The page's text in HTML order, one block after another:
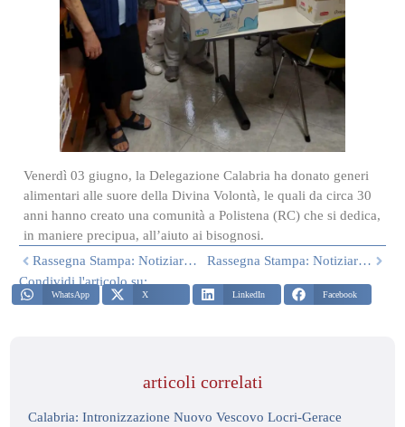
Venerdì 03 giugno, la Delegazione Calabria ha donato generi
alimentari alle suore della Divina Volontà, le quali da circa 30
anni hanno creato una comunità a Polistena (RC) che si dedica,
in maniere precipua, all’aiuto ai bisognosi.
Rassegna Stampa: Notiziario Delegazione Calabria – Giugno 2022
Rassegna Stampa: Notiziario Delegazione Calabria – Luglio 2022
Condividi l'articolo su:
WhatsApp X LinkedIn Facebook
articoli correlati
Calabria: Intronizzazione Nuovo Vescovo Locri-Gerace